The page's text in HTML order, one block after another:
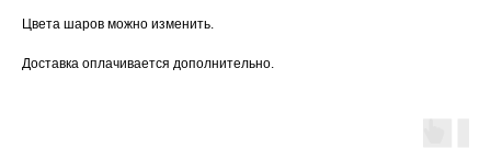
Цвета шаров можно изменить.
Доставка оплачивается дополнительно.